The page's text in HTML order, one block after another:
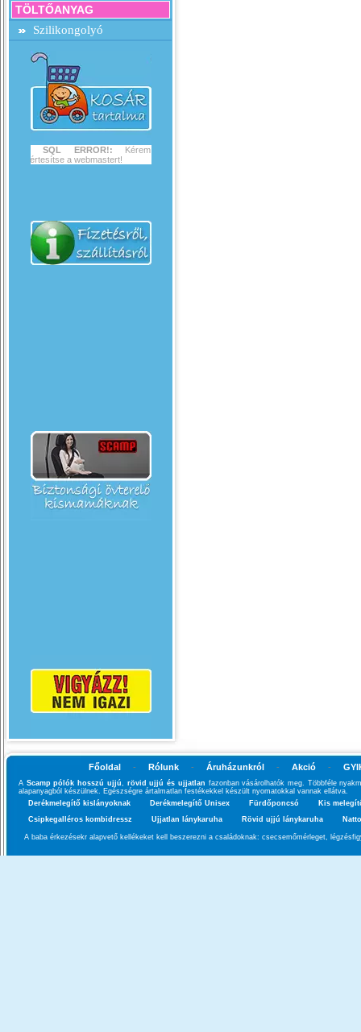
TÖLTŐANYAG
Szilikongolyó
SQL ERROR!: Kérem
értesítse a webmastert!
Főoldal - Rólunk - Áruházunkról - Akció -
A Scamp pólók hosszú ujjú, rövid ujjú és ujjatlan fazonban vásárolhatók meg. Többféle
alapanyagból készülnek. Egészségre ártalmatlan festékekkel készült nyomatokkal vannak ellátva.
Derékmelegítő kislányoknak
Derékmelegítő Unisex Fürdőponcsó
Kis
Csipkegalléros kombidressz
Ujjatlan lánykaruha Rövid ujjú lánykaruha
A baba érkezésekr alapvető kellékeket kell beszerezni a családoknak: csecsemőmérleget,